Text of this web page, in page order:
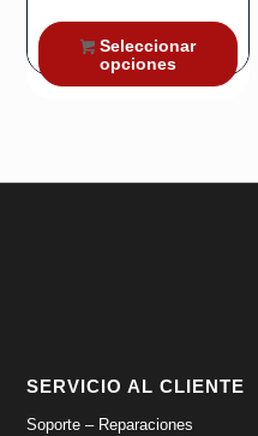
Seleccionar
opciones
SERVICIO AL CLIENTE
Soporte – Reparaciones